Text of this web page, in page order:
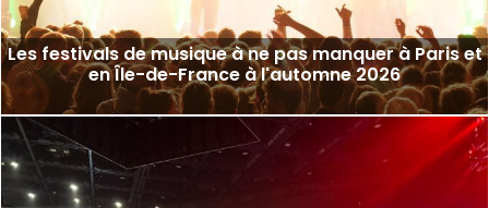
Les festivals de musique à ne pas manquer à Paris et
en Île-de-France à l'automne 2026